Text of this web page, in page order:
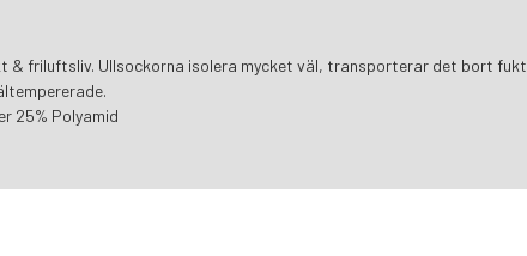
& friluftsliv. Ullsockorna isolera mycket väl, transporterar det bort fukt
25% Polyamid